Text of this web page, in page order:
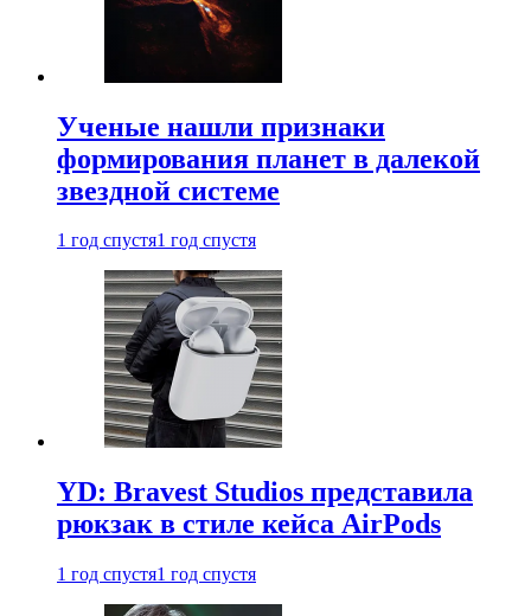
Ученые нашли признаки
формирования планет в далекой
звездной системе
1 год спустя1 год спустя
YD: Bravest Studios представила
рюкзак в стиле кейса AirPods
1 год спустя1 год спустя